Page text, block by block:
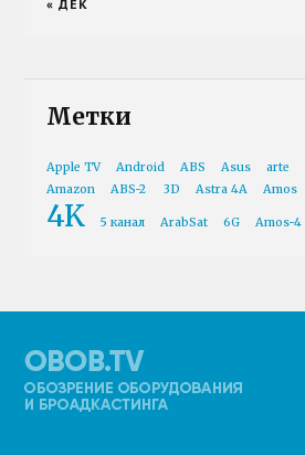
« ДЕК
Метки
Apple TV Android ABS Asus arte
Amazon
ABS-2 3D Astra 4A Amos
4K 5 канал ArabSat 6G Amos-4